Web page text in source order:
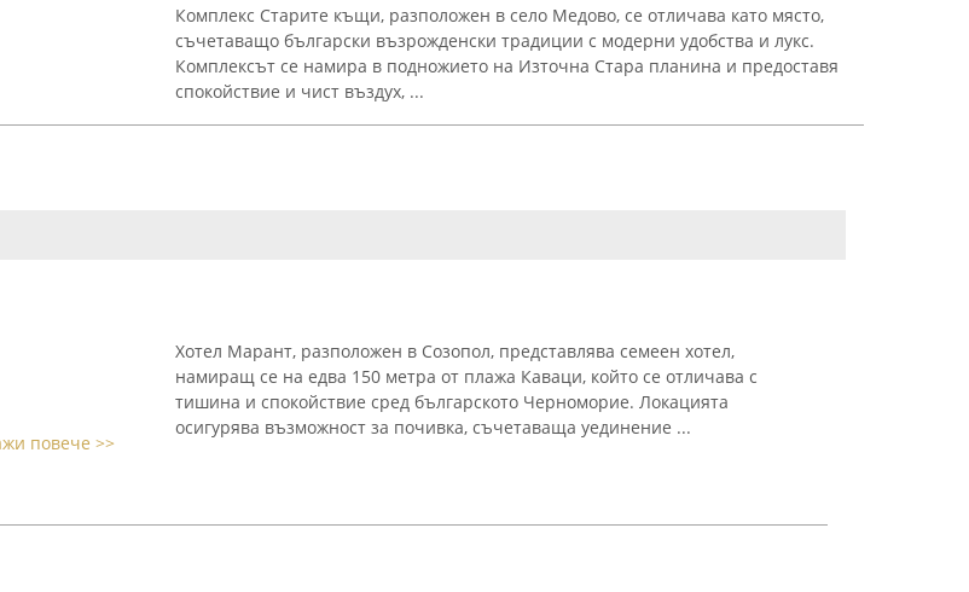
Комплекс Старите къщи, разположен в село Медово, се отличава като място,
съчетаващо български възрожденски традиции с модерни удобства и лукс.
Комплексът се намира в подножието на Източна Стара планина и предоставя
спокойствие и чист въздух, ...
повече >>
Хотел Марант, разположен в Созопол, представлява семеен хотел,
намиращ се на едва 150 метра от плажа Каваци, който се отличава с
тишина и спокойствие сред българското Черноморие. Локацията
осигурява възможност за почивка, съчетаваща уединение ...